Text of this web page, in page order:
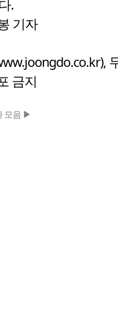
.
기자
금지
모음 ▶